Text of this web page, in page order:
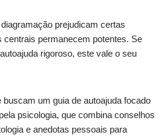
prejudicam certas
permanecem potentes. Se
rigoroso, este vale o seu
buscam um guia de autoajuda focado
psicologia, que combina conselhos
e anedotas pessoais para